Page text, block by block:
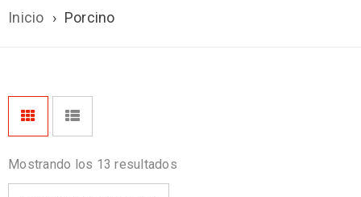
Inicio › Porcino
Mostrando los 13 resultados